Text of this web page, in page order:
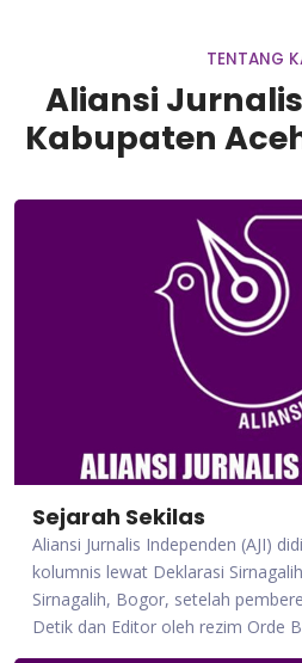
TENTANG
Aliansi
Kabupaten
Sejarah Sekilas
Aliansi Jurnalis Independen (AJI)
kolumnis lewat Deklarasi
Sirnagalih, Bogor, setelah
Detik dan Editor oleh rezim Orde